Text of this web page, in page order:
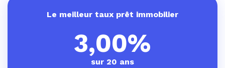
Le meilleur taux prêt immobilier
3,00%
sur 20 ans